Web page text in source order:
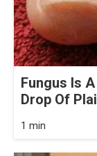
Fungus Is
Drop Of
1 min